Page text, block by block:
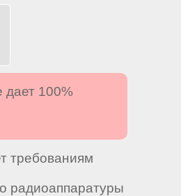
дает 100%
требованиям
радиоаппаратуры